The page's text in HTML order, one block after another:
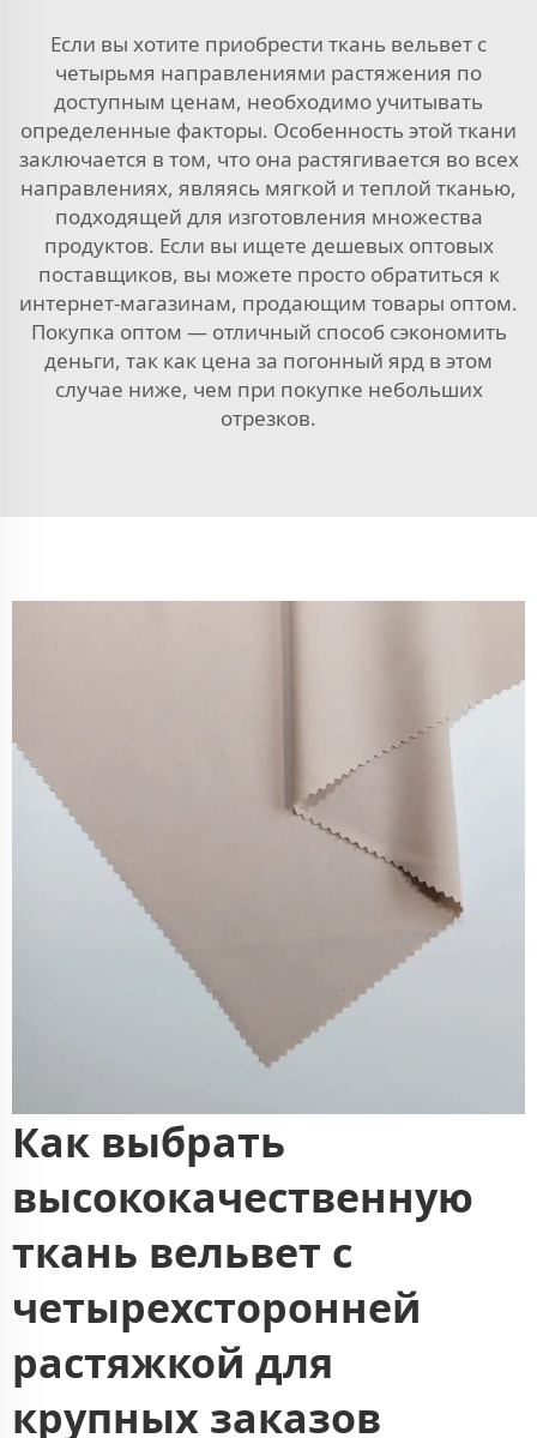
Если вы хотите приобрести ткань вельвет с
четырьмя направлениями растяжения по
доступным ценам, необходимо учитывать
определенные факторы. Особенность этой ткани
заключается в том, что она растягивается во всех
направлениях, являясь мягкой и теплой тканью,
подходящей для изготовления множества
продуктов. Если вы ищете дешевых оптовых
поставщиков, вы можете просто обратиться к
интернет-магазинам, продающим товары оптом.
Покупка оптом — отличный способ сэкономить
деньги, так как цена за погонный ярд в этом
случае ниже, чем при покупке небольших
отрезков.
Как выбрать
высококачественную
ткань вельвет с
четырехсторонней
растяжкой для
крупных заказов